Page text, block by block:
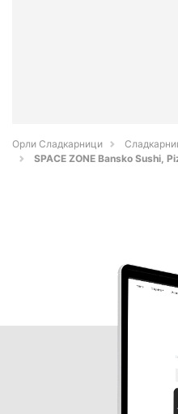
Орли Сладкарници
SPACE ZONE Bansko Sushi,